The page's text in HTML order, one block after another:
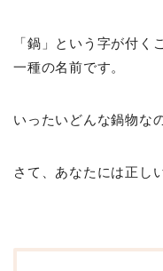
「鍋」という字が付く
一種の名前です。
いったいどんな鍋物な
さて、あなたには正し